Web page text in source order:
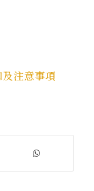
注意事項